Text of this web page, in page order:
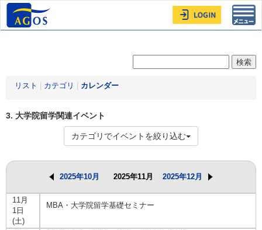
リスト カテゴリ カレンダー
3. 大学院留学関連イベント
カテゴリでイベントを絞り込む
2025年10月 2025年11月 2025年12月
11月
1日
(土)
MBA・大学院留学基礎セミナー